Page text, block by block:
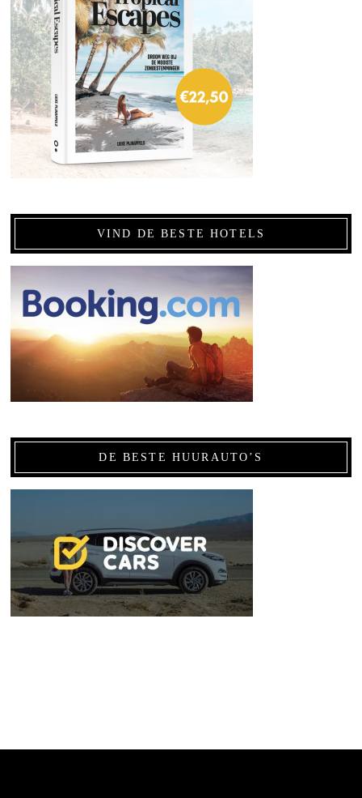
VIND DE BESTE HOTELS
DE BESTE HUURAUTO’S